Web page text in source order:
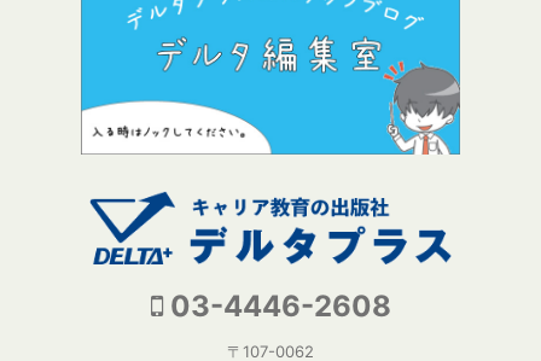
03-4446-2608
〒107-0062